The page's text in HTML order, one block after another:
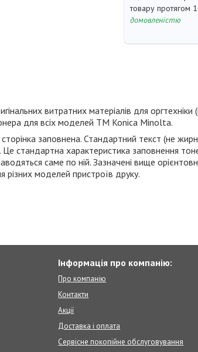
товару протягом
домовленістю
витратних матеріалів для оргтехніки
для всіх моделей ТМ Konica Minolta.
заповнена. Стандартний текст (не
стандартна характеристика заповнення
саме по ній. Зазначені вище
різних моделей пристроїв друку.
Інформація про компанію:
Про компанію
Контакти
Акції
Доставка і оплата
Сервісне покопійне обслуговування